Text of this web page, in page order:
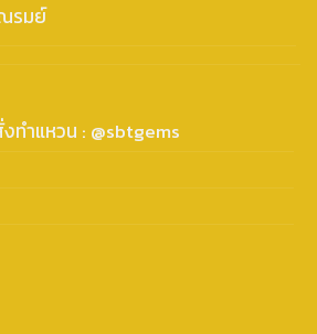
รมย์
ทำแหวน : @sbtgems